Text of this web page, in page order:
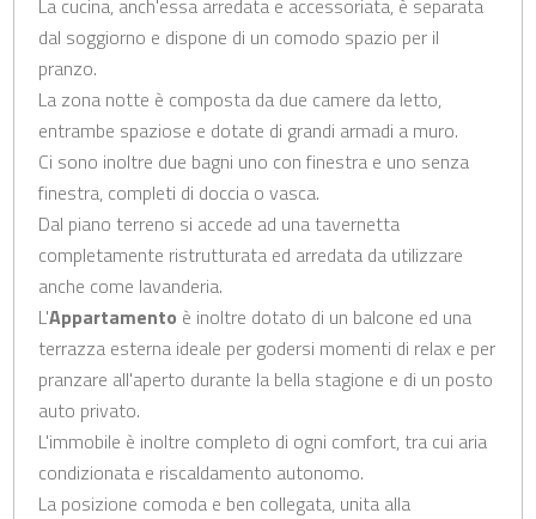
La cucina, anch'essa arredata e accessoriata, è separata
dal soggiorno e dispone di un comodo spazio per il
pranzo.
La zona notte è composta da due camere da letto,
entrambe spaziose e dotate di grandi armadi a muro.
Ci sono inoltre due bagni uno con finestra e uno senza
finestra, completi di doccia o vasca.
Dal piano terreno si accede ad una tavernetta
completamente ristrutturata ed arredata da utilizzare
anche come lavanderia.
L'Appartamento è inoltre dotato di un balcone ed una
terrazza esterna ideale per godersi momenti di relax e per
pranzare all'aperto durante la bella stagione e di un posto
auto privato.
L'immobile è inoltre completo di ogni comfort, tra cui aria
condizionata e riscaldamento autonomo.
La posizione comoda e ben collegata, unita alla